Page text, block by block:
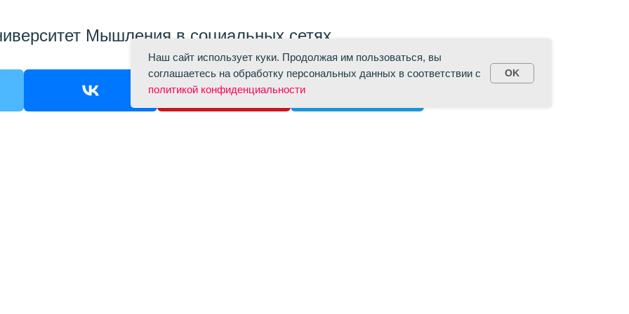
Наш сайт использует куки. Продолжая им пользоваться, вы
соглашаетесь на обработку персональных данных в соответствии с
политикой конфиденциальности
OK
Мышления в социальных сетях